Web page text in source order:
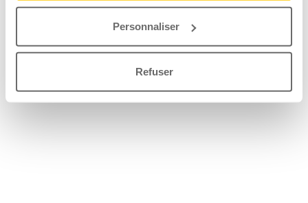
Personnaliser
Refuser